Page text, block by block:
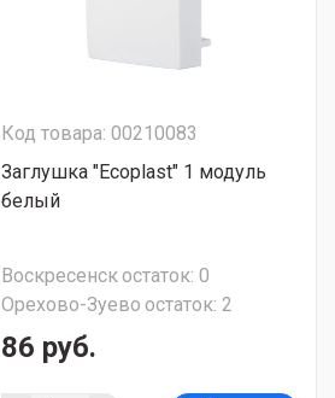
Код товара: 00210083
Заглушка "Ecoplast" 1 модуль
белый
Воскресенскостаток: 0
Орехово-Зуево остаток: 2
86 руб.